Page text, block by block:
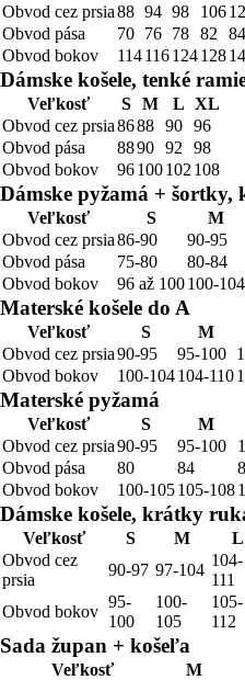
Obvod cez prsia88 94 98 106
Obvod pása
70 76 78 82
84
Obvod bokov
114116124128
Dámske košele, tenké
Veľkosť S M L XL
Obvod cez prsia8688 90 96
Obvod pása
8890 92
98
Obvod bokov
96100102 108
Dámske pyžamá +
Veľkosť S M
Obvod cez prsia86-90 90-95
Obvod pása
75-80 80-84
Obvod bokov
96 až 100100-104
Materské košele do A
Veľkosť S M
Obvod cez prsia90-95 95-100
Obvod bokov
100-104104-110
Materské pyžamá
Veľkosť S M
Obvod cez prsia90-95 95-100
Obvod pása
80 84
Obvod bokov
100-105105-108
Dámske košele, krátky
Veľkosť S M L
Obvod cez
prsia
90-97 97-104
104-
111
Obvod bokov
95-
100
100-
105
105-
112
Sada župan + košeľa
Veľkosť M